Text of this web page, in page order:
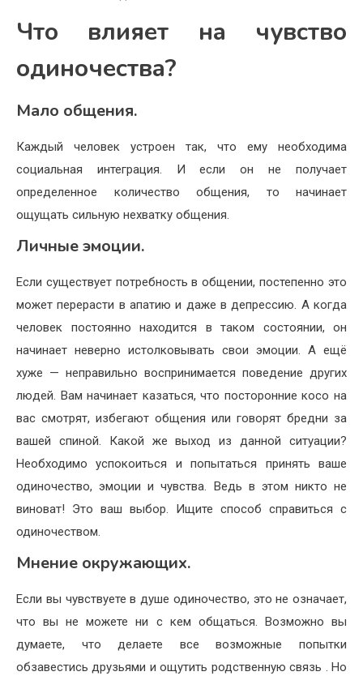
Что влияет на чувство
одиночества?
Мало общения.
Каждый человек устроен так, что ему необходима
социальная интеграция. И если он не получает
определенное количество общения, то начинает
ощущать сильную нехватку общения.
Личные эмоции.
Если существует потребность в общении, постепенно это
может перерасти в апатию и даже в депрессию. А когда
человек постоянно находится в таком состоянии, он
начинает неверно истолковывать свои эмоции. А ещё
хуже — неправильно воспринимается поведение других
людей. Вам начинает казаться, что посторонние косо на
вас смотрят, избегают общения или говорят бредни за
вашей спиной. Какой же выход из данной ситуации?
Необходимо успокоиться и попытаться принять ваше
одиночество, эмоции и чувства. Ведь в этом никто не
виноват! Это ваш выбор. Ищите способ справиться с
одиночеством.
Мнение окружающих.
Если вы чувствуете в душе одиночество, это не означает,
что вы не можете ни с кем общаться. Возможно вы
думаете, что делаете все возможные попытки
обзавестись друзьями и ощутить родственную связь . Но